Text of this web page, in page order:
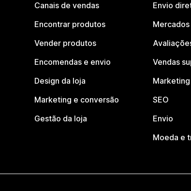
Canais de vendas
Encontrar produtos
Vender produtos
Encomendas e envio
Design da loja
Marketing e conversão
Gestão da loja
Envio
Mercados
Vendas
SEO
Envio
Moeda e